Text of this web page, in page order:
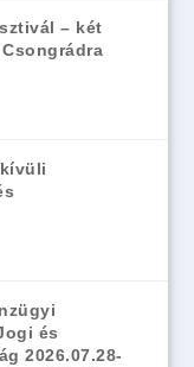
– két
és
2026.07.28-